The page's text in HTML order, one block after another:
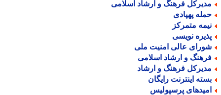
فرهنگ و ارشاد اسلامی
پهپادی
متمرکز
نویسی
عالی امنیت ملی
و ارشاد اسلامی
فرهنگ و ارشاد
اینترنت رایگان
پرسپولیس